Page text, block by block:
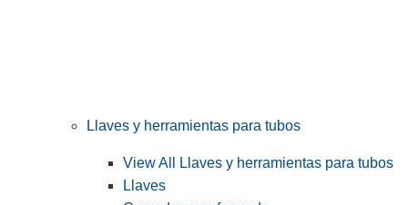
Llaves y herramientas para tubos
View All Llaves y herramientas para tubos
Llaves